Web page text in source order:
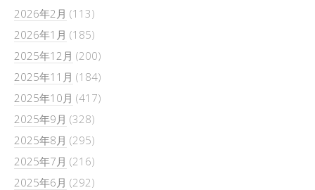
2026年2月 (113)
2026年1月 (185)
2025年12月 (200)
2025年11月 (184)
2025年10月 (417)
2025年9月 (328)
2025年8月 (295)
2025年7月 (216)
2025年6月 (292)